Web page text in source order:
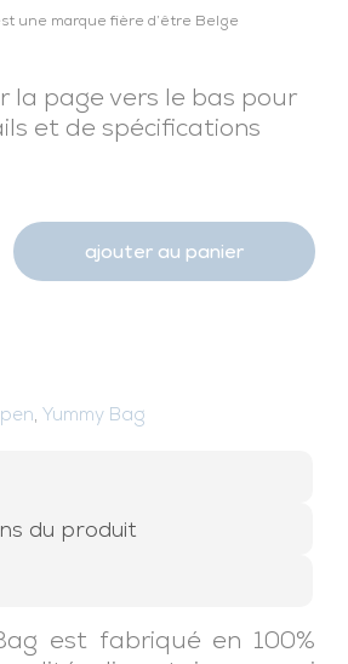
une marque fière d’être Belge
la page vers le bas pour
et de spécifications
ajouter au panier
, Yummy Bag
du produit
est fabriqué en 100%